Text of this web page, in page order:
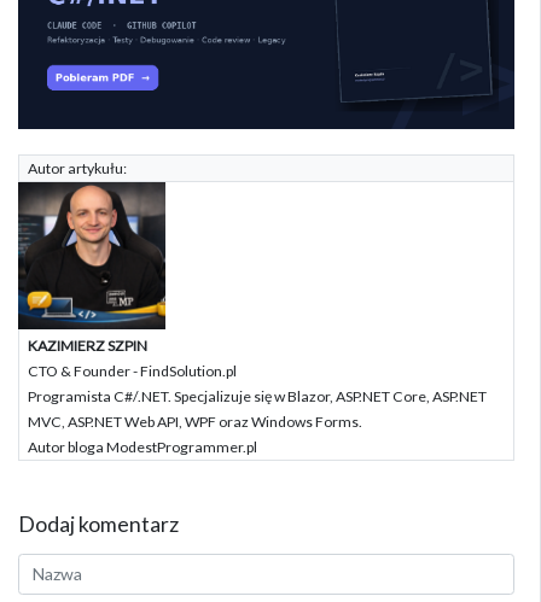
Autor artykułu:
KAZIMIERZ SZPIN
CTO & Founder - FindSolution.pl
Programista C#/.NET. Specjalizuje się w Blazor, ASP.NET Core, ASP.NET
MVC, ASP.NET Web API, WPF oraz Windows Forms.
Autor bloga ModestProgrammer.pl
Dodaj komentarz